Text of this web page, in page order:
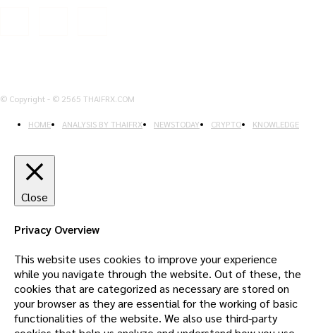
© Copyright - © 2565 THAIFRX.COM
HOME ANALYSIS BY THAIFRX NEWSTODAY CRYPTO KNOWLEDGE
Close
Privacy Overview
This website uses cookies to improve your experience
while you navigate through the website. Out of these, the
cookies that are categorized as necessary are stored on
your browser as they are essential for the working of basic
functionalities of the website. We also use third-party